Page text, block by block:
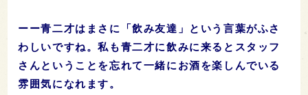
ーー青二才はまさに「飲み友達」という言葉がふさ
わしいですね。私も青二才に飲みに来るとスタッフ
さんということを忘れて一緒にお酒を楽しんでいる
雰囲気になれます。